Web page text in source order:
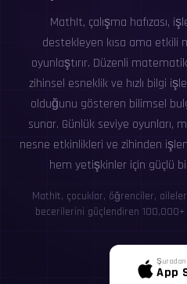
MathIt, çalışma hafızası,
destekleyen kısa ama etkili
oyunlaştırır. Düzenli
zihinsel esneklik ve hızlı bilgi
olduğunu gösteren bilimsel
sunar. Günlük seviye oyunları,
nesne etkinlikleri ve zihinden
hem yetişkinler için güçlü
MathIt, çocuklar, öğrenciler,
becerilerini güçlendiren 100,000+
App